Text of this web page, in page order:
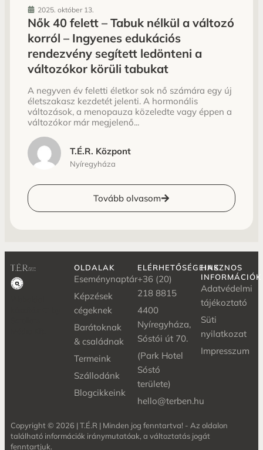
2025. október 13.
Nők 40 felett – Tabuk nélkül a változó
korról – Ingyenes edukációs
rendezvény segített ledönteni a
változókor körüli tabukat
A negyven év feletti életkor sok nő számára egy új
életszakasz kezdetét jelenti. A hormonális
változások, a menopauza közeledte vagy éppen a
változókor már megjelenő...
T.É.R. Központ
Nyíregyháza
Tovább olvasom
OLDALAK
Eseménynaptár
Képzések
cégeknek
Barátoknak
& családnak
Termeink
Szállodánk
Blogcikkeink
ELÉRHETŐSÉGEINK
+36 (20)
218 8815
4400
Nyíregyháza,
Sóstói út 70.
(Park Hotel
Sóstó
területe)
hello@terben.hu
HASZNOS
INFORMÁCIÓK
Adatvédelmi
tájékoztató
Süti
nyilatkozat
Impresszum
Copyright © 2026 | T.É.R | Minden jog fenntartva! - Az oldalon
található információk iránymutatóak, a változtatás jogát
fenntartjuk.